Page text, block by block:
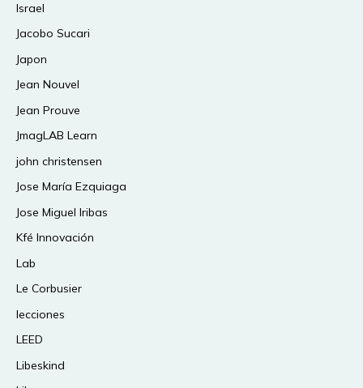
Israel
Jacobo Sucari
Japon
Jean Nouvel
Jean Prouve
JmagLAB Learn
john christensen
Jose María Ezquiaga
Jose Miguel Iribas
Kfé Innovación
Lab
Le Corbusier
lecciones
LEED
Libeskind